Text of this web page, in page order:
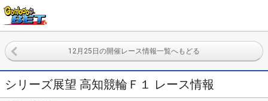
12月25日の開催レース情報一覧へもどる
シリーズ展望 高知競輪Ｆ１ レース情報